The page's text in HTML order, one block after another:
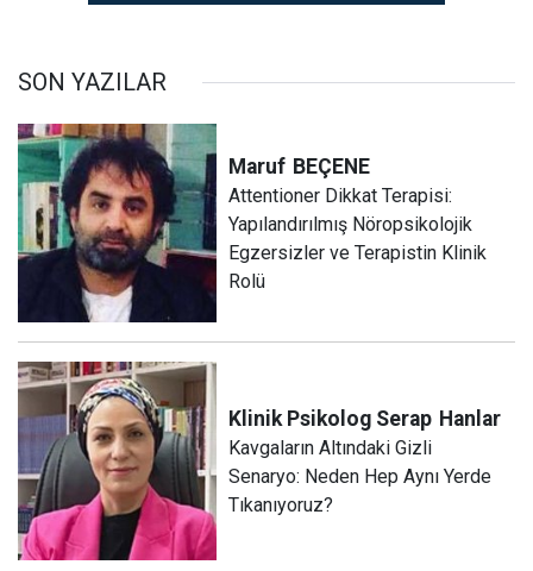
SON YAZILAR
Maruf BEÇENE
Attentioner Dikkat Terapisi:
Yapılandırılmış Nöropsikolojik
Egzersizler ve Terapistin Klinik
Rolü
Klinik Psikolog Serap Hanlar
Kavgaların Altındaki Gizli
Senaryo: Neden Hep Aynı Yerde
Tıkanıyoruz?